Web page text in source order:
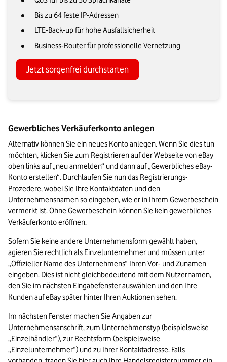
Bis zu 64 feste IP-Adressen
LTE-Back-up für hohe Ausfallsicherheit
Business-Router für professionelle Vernetzung
Jetzt sorgenfrei durchstarten
Gewerbliches Verkäuferkonto anlegen
Alternativ können Sie ein neues Konto anlegen. Wenn Sie dies tun
möchten, klicken Sie zum Registrieren auf der Webseite von eBay
oben links auf „neu anmelden“ und dann auf „Gewerbliches eBay-
Konto erstellen“. Durchlaufen Sie nun das Registrierungs-
Prozedere, wobei Sie Ihre Kontaktdaten und den
Unternehmensnamen so eingeben, wie er in Ihrem Gewerbeschein
vermerkt ist. Ohne Gewerbeschein können Sie kein gewerbliches
Verkäuferkonto eröffnen.
Sofern Sie keine andere Unternehmensform gewählt haben,
agieren Sie rechtlich als Einzelunternehmer und müssen unter
„Offizieller Name des Unternehmens“ Ihren Vor- und Zunamen
eingeben. Dies ist nicht gleichbedeutend mit dem Nutzernamen,
den Sie im nächsten Eingabefenster auswählen und den Ihre
Kunden auf eBay später hinter Ihren Auktionen sehen.
Im nächsten Fenster machen Sie Angaben zur
Unternehmensanschrift, zum Unternehmenstyp (beispielsweise
„Einzelhändler“), zur Rechtsform (beispielsweise
„Einzelunternehmer“) und zu Ihrer Kontaktadresse. Falls